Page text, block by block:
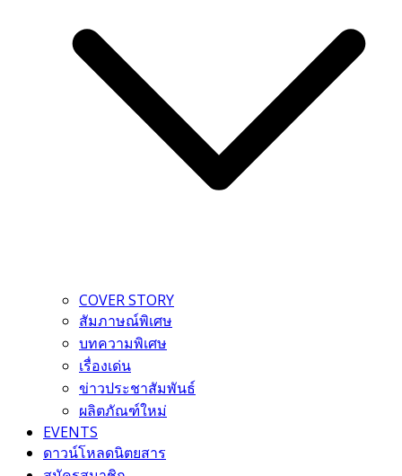
COVER STORY
สัมภาษณ์พิเศษ
บทความพิเศษ
เรื่องเด่น
ข่าวประชาสัมพันธ์
ผลิตภัณฑ์ใหม่
EVENTS
ดาวน์โหลดนิตยสาร